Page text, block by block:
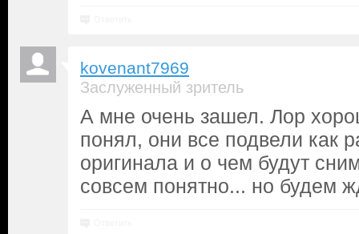
kovenant7969
Заслуженный зритель
А мне очень зашел. Лор
понял, они все подвели как
оригинала и о чем будут
совсем понятно... но будем